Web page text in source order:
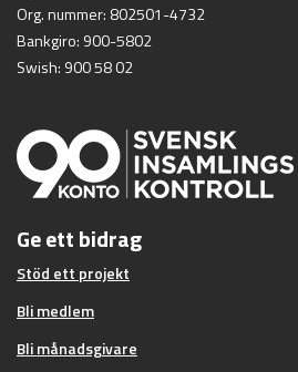
Org. nummer: 802501-4732
Bankgiro: 900-5802
Swish: 900 58 02
Ge ett bidrag
Stöd ett projekt
Bli medlem
Bli månadsgivare